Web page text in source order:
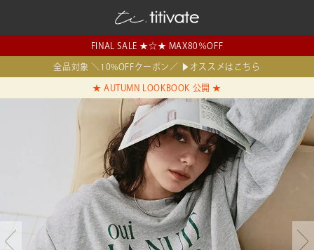
FINAL SALE ★☆★ MAX80％OFF
全品対象 ＼10%OFFクーポン／ ▶オススメはこちら
★ AUTUMN LOOKBOOK 公開 ★